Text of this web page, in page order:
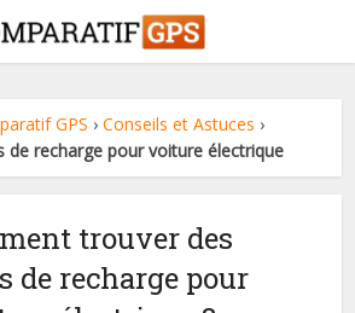
GPS ›Conseils et Astuces ›
de recharge pour voiture électrique
trouver des
de recharge pour